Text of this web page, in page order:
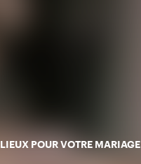
LIEUX POUR VOTRE MARIAGE